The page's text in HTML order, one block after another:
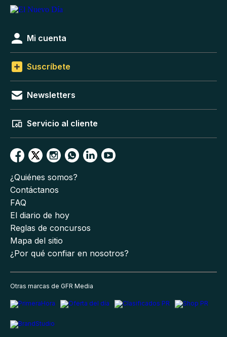
Mi cuenta
Suscríbete
Newsletters
Servicio al cliente
¿Quiénes somos?
Contáctanos
FAQ
El diario de hoy
Reglas de concursos
Mapa del sitio
¿Por qué confiar en nosotros?
Otras marcas de GFR Media